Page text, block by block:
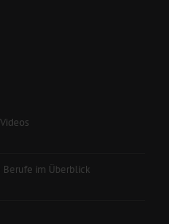
Berufe im Überblick